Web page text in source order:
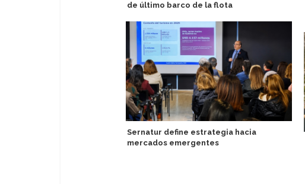
de último barco de la flota
Sernatur define estrategia hacia
mercados emergentes